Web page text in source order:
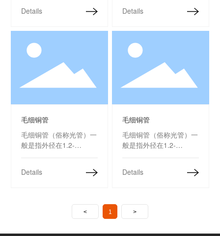
铜管氧化，是电冰箱、冰
Details
铜管氧化，是电冰箱、冰
Details
毛细铜管
毛细铜管（俗称光管）一
般是指外径在1.2-
6.35mm，内径0.3-
冰箱、冰柜、空调、高精
Details
毛细铜管
毛细铜管
毛细铜管（俗称光管）一
般是指外径在1.2-
6.35mm，内径0.3-
冰箱、冰柜、空调、高精
Details
毛细铜管
< 1 >